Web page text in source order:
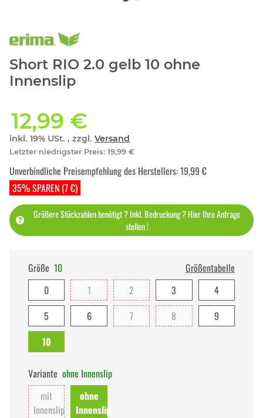
Short RIO 2.0 gelb 10 ohne
Innenslip
12,99 €
inkl. 19% USt. , zzgl. Versand
Letzter niedrigster Preis: 19,99 €
35% SPAREN (7 €)
Unverbindliche Preisempfehlung des Herstellers:19,99 €
Größere Stückzahlen benötigt ? Inkl. Bedruckung ? Hier Ihre Anfrage
stellen !
Größe 10
Größentabelle
0
1 2 3
4
5
6 7 8
9
10
Variante ohne Innenslip
mit
Innenslip
ohne
Innenslip